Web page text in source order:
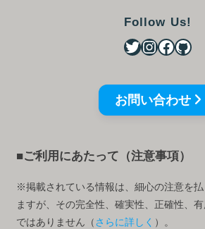
Follow Us!
お問い合わせ
■ご利用にあたって（注意事項）
※掲載されている情報は、細心の注意を払
ますが、その完全性、確実性、正確性、
ではありません（ さらに詳しく ）。